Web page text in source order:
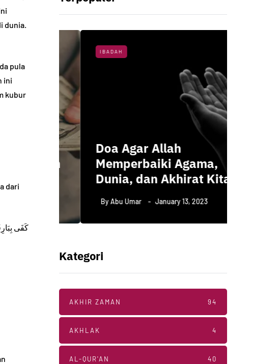
dunia.
pula
ini
kubur
dari
كَفَى
IBADAH
Doa Agar Allah
Memperbaiki Agama,
Dunia, dan Akhirat Kita
Abu Umar January 13, 2023
Kategori
AKHIR ZAMAN 94
AKHLAK 4
AL-QUR'AN 40